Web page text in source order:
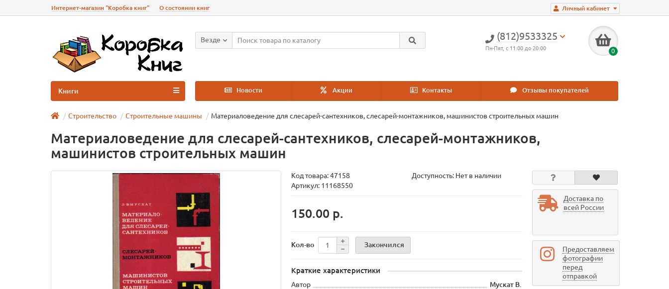
Личный кабинет
Интернет-магазин "Коробка книг" О состоянии книг
(812)9533325
Пн-Пят, с 11:00 до 20:00 0
Везде
Новости Акции Контакты Отзывы покупателей
Книги
Строительство Строительные машины Материаловедение для слесарей-сантехников, слесарей-монтажников, машинистов строительных машин
Материаловедение для слесарей-сантехников, слесарей-монтажников,
машинистов строительных машин
Код товара:47158
Доступность: Нет в наличии
Артикул: 11168550
150.00 р.
Кол-во Закончился
Краткие характеристики
Автор
Мускат В.
Доставка по
всей России
Предоставляем
фотографии
перед
отправкой